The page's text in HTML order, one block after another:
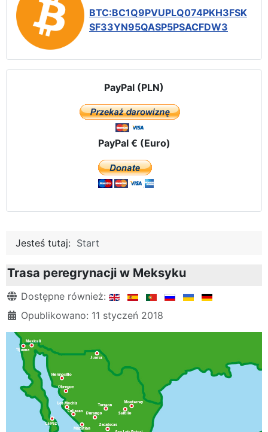
BTC:BC1Q9PVUPLQ074PKH3FSK
SF33YN95QASP5PSACFDW3
PayPal (PLN)
PayPal € (Euro)
Jesteś tutaj: Start
Trasa peregrynacji w Meksyku
Szczegóły
Dostępne również:
Opublikowano: 11 styczeń 2018